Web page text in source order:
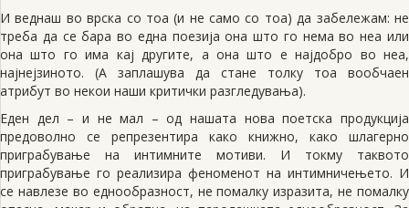
И веднаш во врска со тоа (и не само со тоа) да забележам: не
треба да се бара во една поезија она што го нема во неа или
она што го има кај другите, а она што е најдобро во неа,
најнејзиното. (A заплашува да стане толку тоа вообчаен
атрибут во некои наши критички разгледувања).
Еден дел – и не мал – од нашата нова поетска продукција
предоволно се репрезентира како книжно, како шлагерно
приграбување на интимните мотиви. И токму таквото
приграбување го реализира феноменот на интимничењето. И
се навлезе во еднообразност, не помалку изразита, не помалку